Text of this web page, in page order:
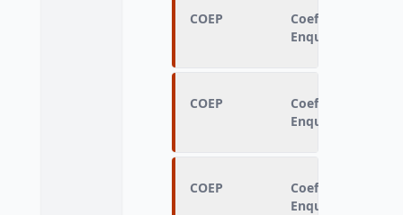
COEP
Coefficient de
Enquêtées
COEP
Coefficient de
Enquêtées
COEP
Coefficient de
Enquêtées